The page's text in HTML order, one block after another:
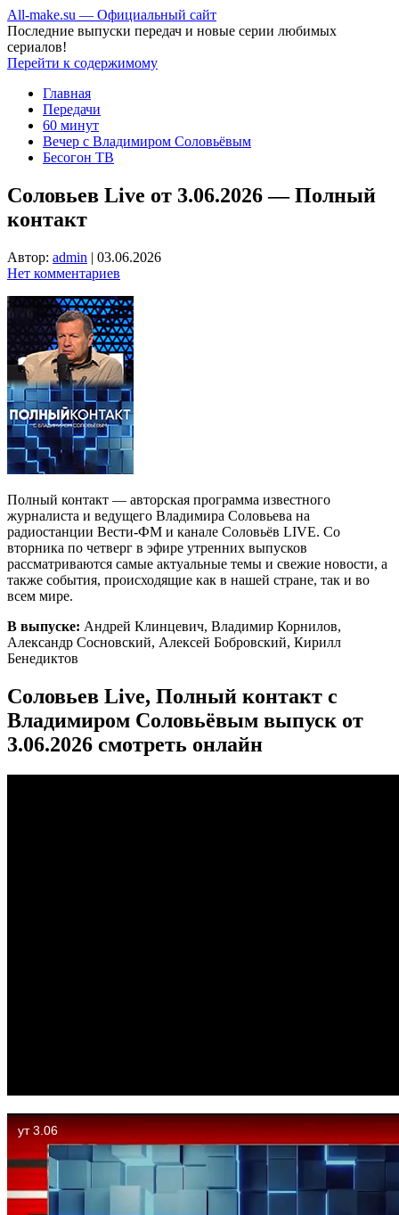
All-make.su — Официальный сайт
Последние выпуски передач и новые серии любимых
сериалов!
Перейти к содержимому
Главная
Передачи
60 минут
Вечер с Владимиром Соловьёвым
Бесогон ТВ
Соловьев Live от 3.06.2026 — Полный
контакт
Автор: admin | 03.06.2026
Нет комментариев
Полный контакт — авторская программа известного
журналиста и ведущего Владимира Соловьева на
радиостанции Вести-ФМ и канале Соловьёв LIVE. Со
вторника по четверг в эфире утренних выпусков
рассматриваются самые актуальные темы и свежие новости, а
также события, происходящие как в нашей стране, так и во
всем мире.
В выпуске: Андрей Клинцевич, Владимир Корнилов,
Александр Сосновский, Алексей Бобровский, Кирилл
Бенедиктов
Соловьев Live, Полный контакт с
Владимиром Соловьёвым выпуск от
3.06.2026 смотреть онлайн